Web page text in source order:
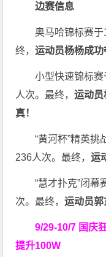
边赛信息
奥马哈锦标赛
终，运动员杨杨成功
小型快速锦标
人次。最终，运动员
真！
“黄河杯”精英
236人次。最终，运
“慧才扑克”闭
次。最终，运动员郭
9/29-10/7 国庆
提升100W